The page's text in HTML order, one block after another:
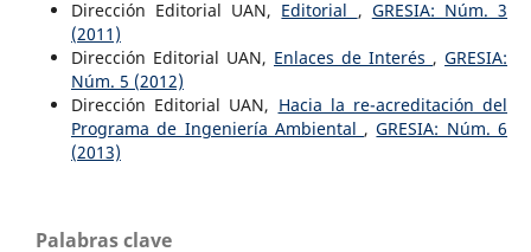
Dirección Editorial UAN, Editorial , GRESIA: Núm. 3
(2011)
Dirección Editorial UAN, Enlaces de Interés ,GRESIA:
Núm. 5 (2012)
Dirección Editorial UAN, Hacia la re-acreditación del
Programa de Ingeniería Ambiental ,GRESIA: Núm. 6
(2013)
Palabras clave